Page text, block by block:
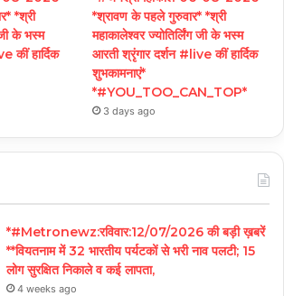
*श्री
जी के भस्म
कीं हार्दिक
*श्रावण के पहले गुरुवार* *श्री
महाकालेश्वर ज्योतिर्लिंग जी के भस्म
आरती श्रृंगार दर्शन #live कीं हार्दिक
शुभकामनाएं*
*#YOU_TOO_CAN_TOP*
3 days ago
*#Metronewz:रविवार:12/07/2026 की बड़ी ख़बरें
**वियतनाम में 32 भारतीय पर्यटकों से भरी नाव पलटी; 15
लोग सुरक्षित निकाले व कई लापता,
4 weeks ago